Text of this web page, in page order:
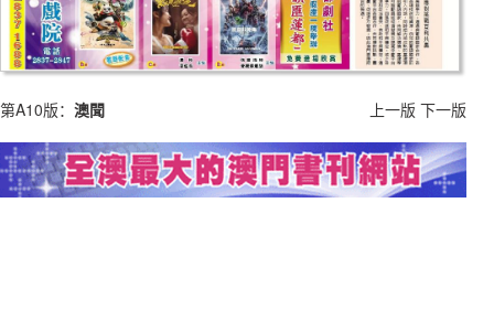
第A10版： 澳聞 上一版 下一版